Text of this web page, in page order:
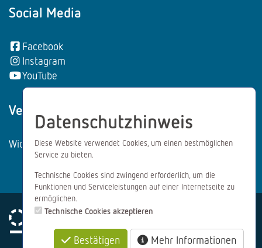
Social Media
Facebook
Instagram
YouTube
Vertrag wiederrufen:
Widerrufsformular
Impressum Datenschutz AGB
Datenschutzhinweis
Diese Website verwendet Cookies, um einen bestmöglichen
Service zu bieten.
Technische Cookies sind zwingend erforderlich, um die
Funktionen und Serviceleistungen auf einer Internetseite zu
ermöglichen.
Technische Cookies akzeptieren
Bestätigen Mehr Informationen